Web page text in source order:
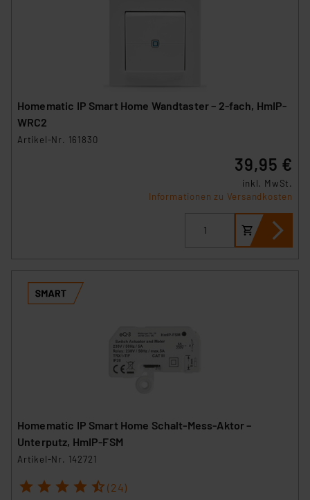
Homematic IP Smart Home Wandtaster – 2-fach, HmIP-
WRC2
Artikel-Nr. 161830
39,95 €
inkl. MwSt.
Informationen zu Versandkosten
Homematic IP Smart Home Schalt-Mess-Aktor –
Unterputz, HmIP-FSM
Artikel-Nr. 142721
1 2 3 4 5 (24)